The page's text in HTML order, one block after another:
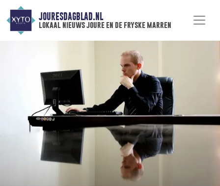
JOURESDAGBLAD.NL
lokaal nieuws joure en de fryske marren